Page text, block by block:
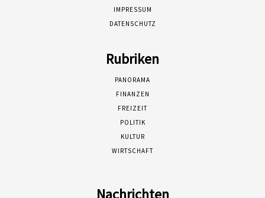
IMPRESSUM
DATENSCHUTZ
Rubriken
PANORAMA
FINANZEN
FREIZEIT
POLITIK
KULTUR
WIRTSCHAFT
Nachrichten